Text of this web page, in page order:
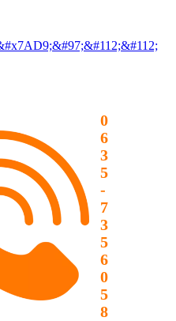
0
6
3
5
-
7
3
5
6
0
5
8